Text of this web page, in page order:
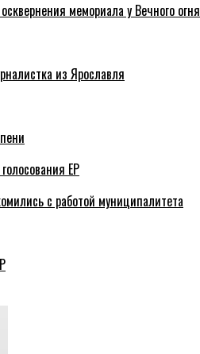
мемориала у Вечного огня
из Ярославля
ЕР
с работой муниципалитета